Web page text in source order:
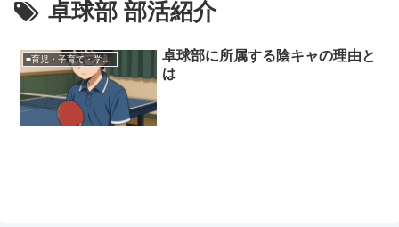
卓球部 部活紹介
■育児・子育て・学校関連
卓球部に所属する陰キャの理由と
は